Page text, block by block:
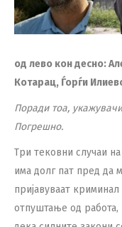
од лево кон десно:
Котарац, Ѓорѓи
Поради тоа,
Погрешно.
Три тековни случаи
има долг пат пред да
пријавуваат
отпуштање од работа,